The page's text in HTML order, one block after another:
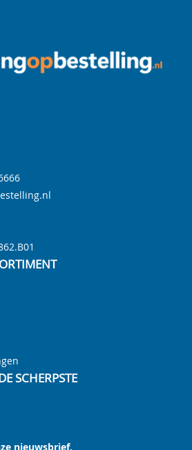
SCHERPSTE
nieuwsbrief.